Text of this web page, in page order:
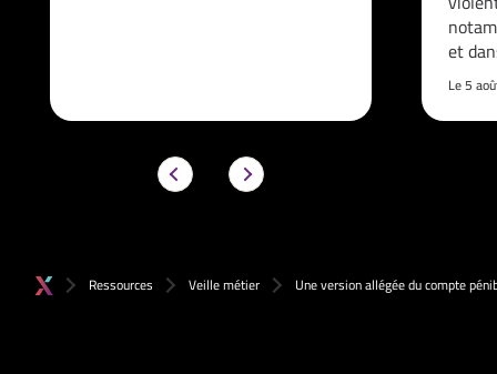
et
Le 5
Ressources Veille métier Une version allégée du compte